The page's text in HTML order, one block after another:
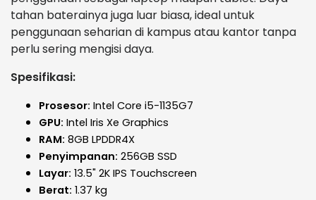
tahan baterainya juga luar biasa, ideal untuk
penggunaan seharian di kampus atau kantor tanpa
perlu sering mengisi daya.
Spesifikasi:
Prosesor: Intel Core i5-1135G7
GPU: Intel Iris Xe Graphics
RAM: 8GB LPDDR4X
Penyimpanan: 256GB SSD
Layar: 13.5" 2K IPS Touchscreen
Berat: 1.37 kg